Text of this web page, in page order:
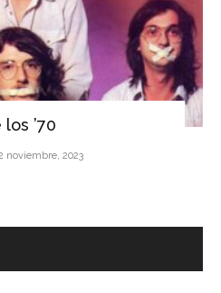
’70
noviembre, 2023